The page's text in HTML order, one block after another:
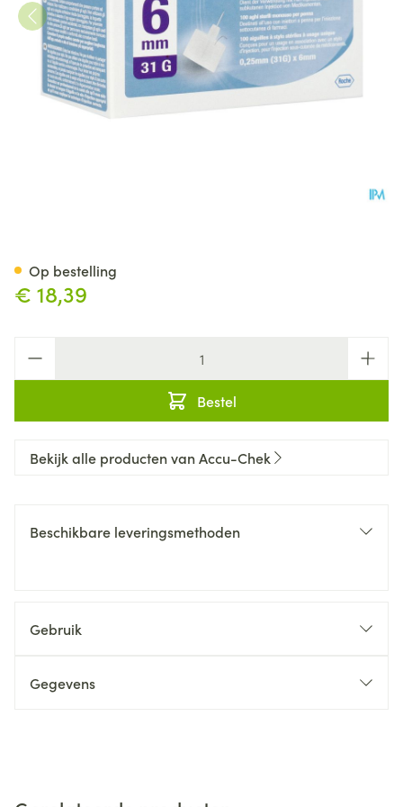
€ 18,39
Bestel
Op bestelling
Bekijk alle producten van Accu-Chek
Beschikbare leveringsmethoden
Gebruik
Gegevens